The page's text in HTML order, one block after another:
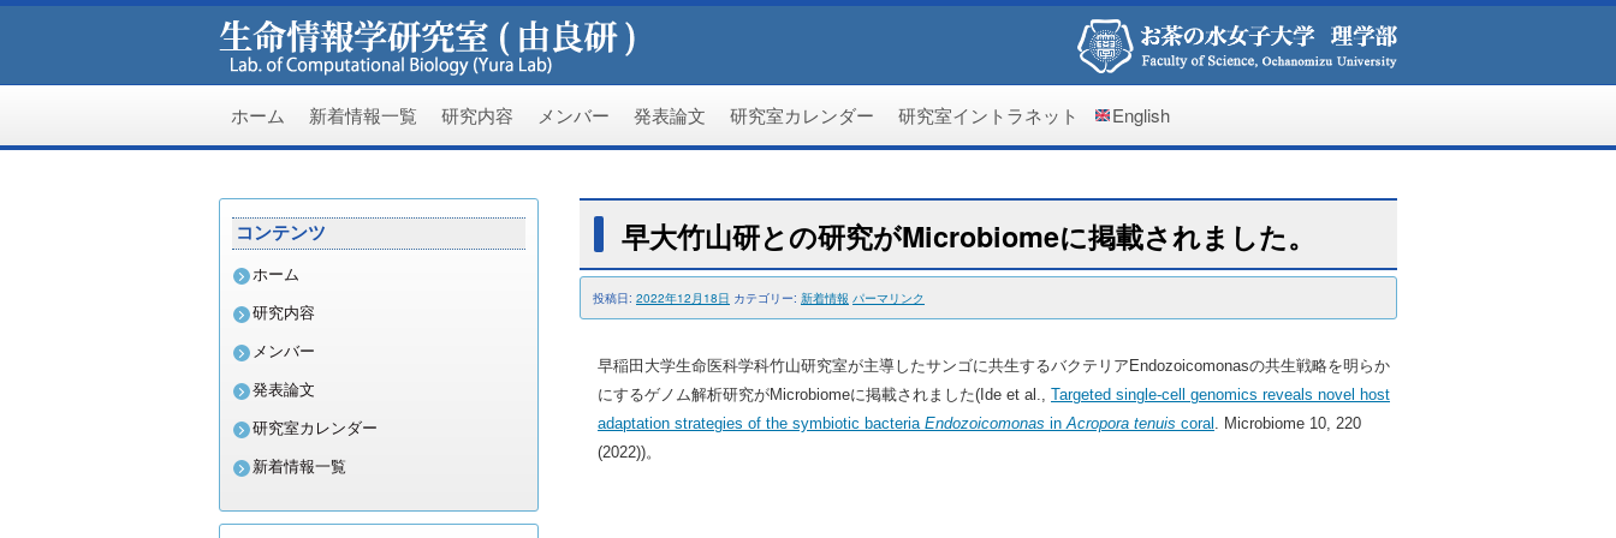
ホーム 新着情報一覧 研究内容 メンバー 発表論文 研究室カレンダー 研究室イントラネット English
コンテンツ
ホーム
研究内容
メンバー
発表論文
研究室カレンダー
新着情報一覧
早大竹山研との研究がMicrobiomeに掲載されました。
投稿日: 2022年12月18日 カテゴリー: 新着情報 パーマリンク
早稲田大学生命医科学科竹山研究室が主導したサンゴに共生するバクテリアEndozoicomonasの共生戦略を明らか
にするゲノム解析研究がMicrobiomeに掲載されました(Ide et al., Targeted single-cell genomics reveals novel host
adaptation strategies of the symbiotic bacteria Endozoicomonas in Acropora tenuis coral . Microbiome 10, 220
(2022))。